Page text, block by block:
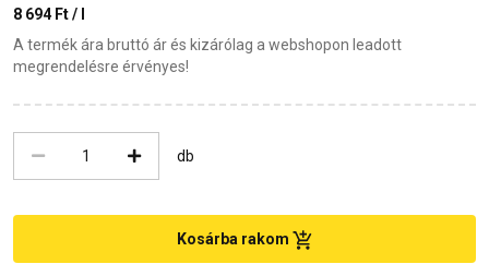
8 694 Ft / l
A termék ára bruttó ár és kizárólag a webshopon leadott
megrendelésre érvényes!
db
Kosárba rakom